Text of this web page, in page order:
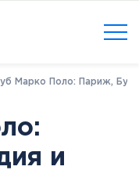
Марко Поло: Париж,
и